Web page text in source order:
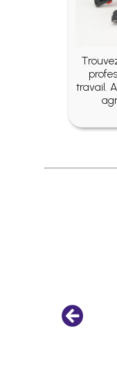
travail.